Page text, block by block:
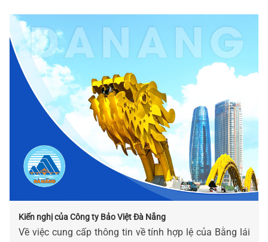
Kiến nghị của Công ty Bảo Việt Đà Nẵng
Về việc cung cấp thông tin về tính hợp lệ của Bằng lái